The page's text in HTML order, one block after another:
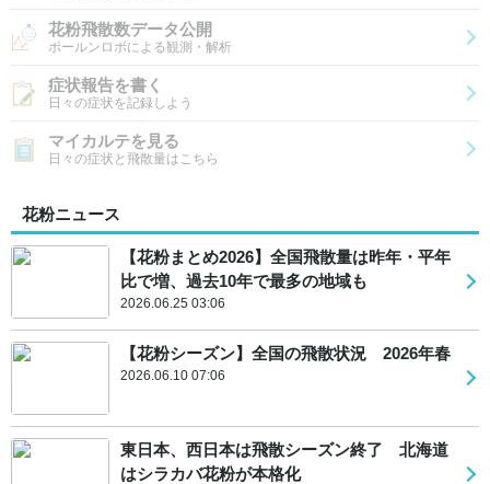
花粉飛散数データ公開
ポールンロボによる観測・解析
症状報告を書く
日々の症状を記録しよう
マイカルテを見る
日々の症状と飛散量はこちら
花粉ニュース
【花粉まとめ2026】全国飛散量は昨年・平年
比で増、過去10年で最多の地域も
2026.06.25 03:06
【花粉シーズン】全国の飛散状況 2026年春
2026.06.10 07:06
東日本、西日本は飛散シーズン終了 北海道
はシラカバ花粉が本格化